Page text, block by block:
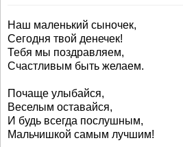
Наш маленький сыночек,
Сегодня твой денечек!
Тебя мы поздравляем,
Счастливым быть желаем.
Почаще улыбайся,
Веселым оставайся,
И будь всегда послушным,
Мальчишкой самым лучшим!